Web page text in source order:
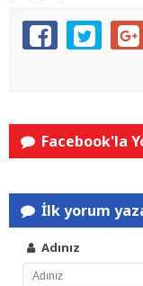
Facebook'la
İlk yorum
Adınız